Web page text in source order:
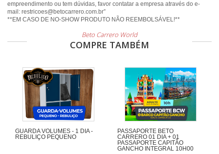
empreendimento ou tem dúvidas, favor contatar a empresa através do e-
mail: restricoes@betocarrero.com.br”
Beto Carrero World
COMPRE TAMBÉM
GUARDA VOLUMES - 1 DIA -
REBULIÇO PEQUENO
PASSAPORTE BETO
CARRERO 01 DIA + 01
PASSAPORTE CAPITÃO
GANCHO INTEGRAL 10H00